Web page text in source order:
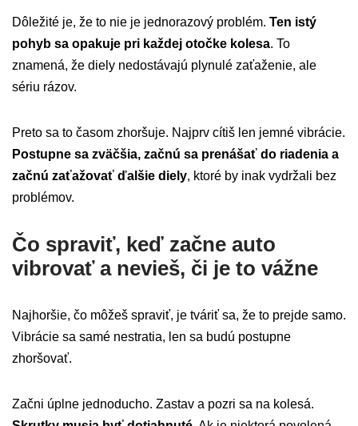
Dôležité je, že to nie je jednorazový problém. Ten istý
pohyb sa opakuje pri každej otočke kolesa. To
znamená, že diely nedostávajú plynulé zaťaženie, ale
sériu rázov.
Preto sa to časom zhoršuje. Najprv cítiš len jemné vibrácie.
Postupne sa zväčšia, začnú sa prenášať do riadenia a
začnú zaťažovať ďalšie diely, ktoré by inak vydržali bez
problémov.
Čo spraviť, keď začne auto
vibrovať a nevieš, či je to vážne
Najhoršie, čo môžeš spraviť, je tváriť sa, že to prejde samo.
Vibrácie sa samé nestratia, len sa budú postupne
zhoršovať.
Začni úplne jednoducho. Zastav a pozri sa na kolesá.